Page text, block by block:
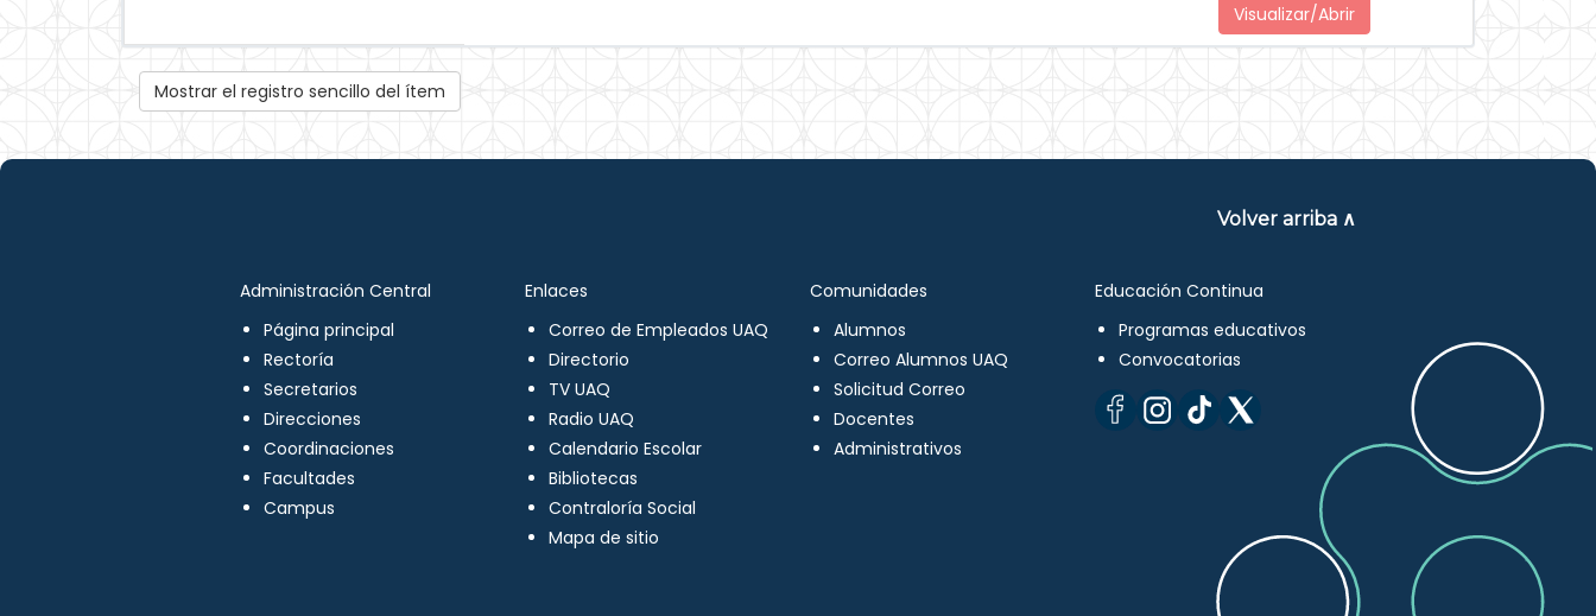
Visualizar/Abrir
Mostrar el registro sencillo del ítem
Volver arriba ∧
Administración Central
Página principal
Rectoría
Secretarios
Direcciones
Coordinaciones
Facultades
Campus
Enlaces
Correo de Empleados UAQ
Directorio
TV UAQ
Radio UAQ
Calendario Escolar
Bibliotecas
Contraloría Social
Mapa de sitio
Comunidades
Alumnos
Correo Alumnos UAQ
Solicitud Correo
Docentes
Administrativos
Educación Continua
Programas educativos
Convocatorias